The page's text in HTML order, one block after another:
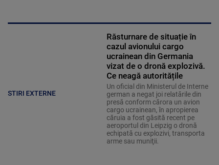
STIRI EXTERNE
Răsturnare de situație în
cazul avionului cargo
ucrainean din Germania
vizat de o dronă explozivă.
Ce neagă autoritățile
Un oficial din Ministerul de Interne
german a negat joi relatările din
presă conform cărora un avion
cargo ucrainean, în apropierea
căruia a fost găsită recent pe
aeroportul din Leipzig o dronă
echipată cu explozivi, transporta
arme sau muniţii.